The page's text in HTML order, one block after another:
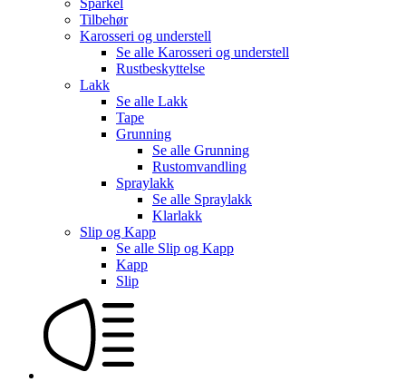
Tilbehør
Karosseri og understell
Se alle Karosseri og understell
Rustbeskyttelse
Lakk
Se alle Lakk
Tape
Grunning
Se alle Grunning
Rustomvandling
Spraylakk
Se alle Spraylakk
Klarlakk
Slip og Kapp
Se alle Slip og Kapp
Kapp
Slip